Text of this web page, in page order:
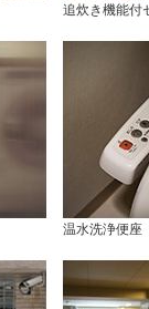
追炊き機能付
温水洗浄便座